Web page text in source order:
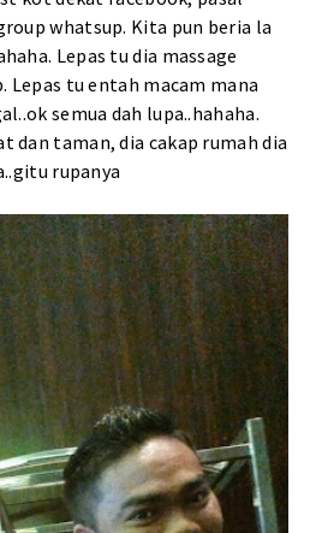
whatsup. Kita pun beria la
Lepas tu dia massage
Lepas tu entah macam mana
semua dah lupa..hahaha.
dan taman, dia cakap rumah dia
rupanya